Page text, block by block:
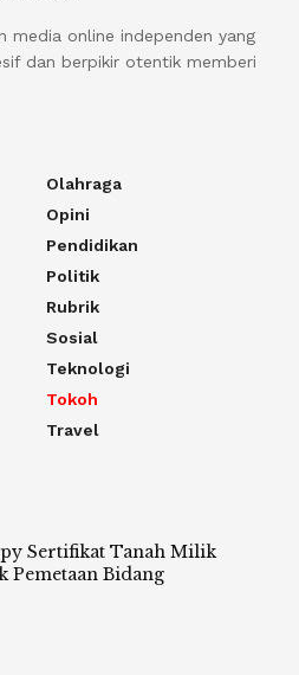
media online independen yang
dan berpikir otentik memberi
Olahraga
Opini
Pendidikan
Politik
Rubrik
Sosial
Teknologi
Tokoh
Travel
Sertifikat Tanah Milik
Pemetaan Bidang